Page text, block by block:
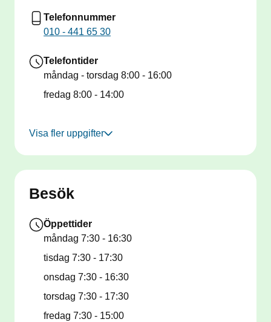
Telefonnummer
010 - 441 65 30
Telefontider
måndag - torsdag 8:00 - 16:00
fredag 8:00 - 14:00
Visa fler uppgifter
Besök
Öppettider
måndag 7:30 - 16:30
tisdag 7:30 - 17:30
onsdag 7:30 - 16:30
torsdag 7:30 - 17:30
fredag 7:30 - 15:00